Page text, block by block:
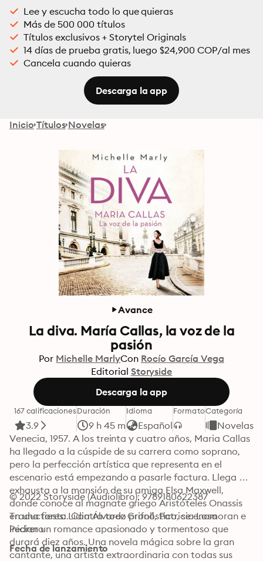
Lee y escucha todo lo que quieras
Más de 500 000 títulos
Títulos exclusivos + Storytel Originals
14 días de prueba gratis, luego $24,900 COP/al mes
Cancela cuando quieras
Descarga la app
Inicio Títulos Novelas
Avance
La diva. María Callas, la voz de la
pasión
Por Michelle MarlyCon Rocío García Vega
Editorial Storyside
Descarga la app
167 calificaciones
3.9
Duración
9 h 45 m
Idioma
Español
FormatoCategoría
Novelas
Venecia, 1957. A los treinta y cuatro años, Maria Callas
ha llegado a la cúspide de su carrera como soprano,
pero la perfección artística que representa en el
escenario está empezando a pasarle factura. Llega
exhausta a la mansión de su amiga Elsa Maxwell,
donde conoce al magnate griego Aristóteles Onassis
en una fiesta. Contra todo pronóstico, se enamoran e
inician un romance apasionado y tormentoso que
durará diez años. Una novela mágica sobre la gran
cantante, una artista extraordinaria con todas sus
© 2022 Storyside (Audiolibro): 9789180622387
Traductores: Lidia Álvarez Grifoll, Patricia Losa
Pedrero
Fecha de lanzamiento